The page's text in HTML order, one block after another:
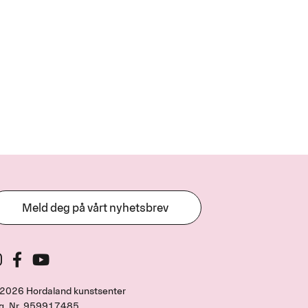
Meld deg på vårt nyhetsbrev
Hordaland kunstsenter